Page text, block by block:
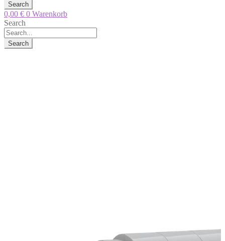
Search
0,00 € 0 Warenkorb
Search
Search